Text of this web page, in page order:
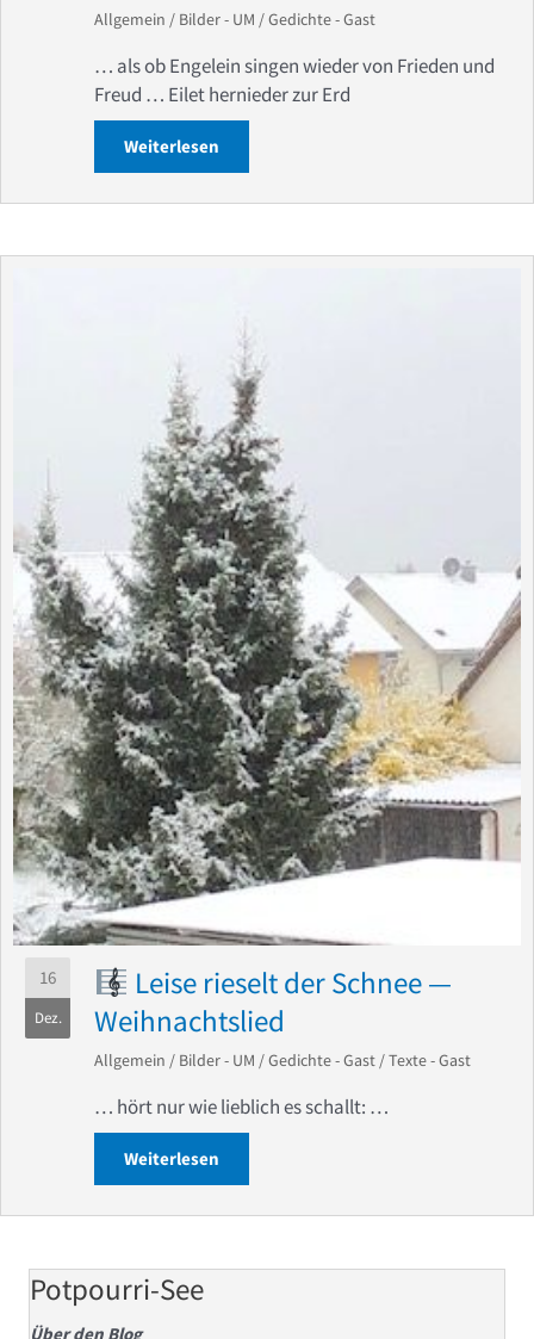
Allgemein / Bilder - UM /Gedichte - Gast
… als ob Engelein singen wieder von Frieden und
Freud … Eilet hernieder zur Erd
Weiterlesen
16
Dez.
Leise rieselt der Schnee —
Weihnachtslied
Allgemein / Bilder - UM /Gedichte - Gast /Texte - Gast
… hört nur wie lieblich es schallt: …
Weiterlesen
Potpourri-See
Über den Blog